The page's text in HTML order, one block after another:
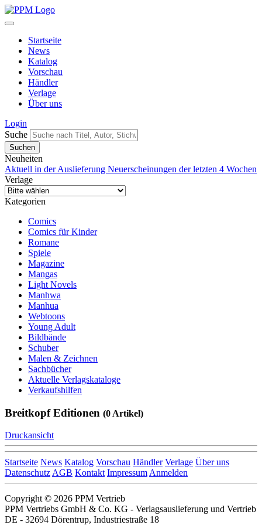
Startseite
News
Katalog
Vorschau
Händler
Verlage
Über uns
Login
Suche
Neuheiten
Aktuell in der Auslieferung Neuerscheinungen der letzten 4 Wochen
Verlage
Kategorien
Comics
Comics für Kinder
Romane
Spiele
Magazine
Mangas
Light Novels
Manhwa
Manhua
Webtoons
Young Adult
Bildbände
Schuber
Malen & Zeichnen
Sachbücher
Aktuelle Verlagskataloge
Verkaufshilfen
Breitkopf Editionen (0 Artikel)
Druckansicht
Startseite News Katalog Vorschau Händler Verlage Über uns
DatenschutzAGB Kontakt ImpressumAnmelden
Copyright © 2026 PPM Vertrieb
PPM Vertriebs GmbH & Co. KG - Verlagsauslieferung und Vertrieb
DE - 32694 Dörentrup, Industriestraße 18